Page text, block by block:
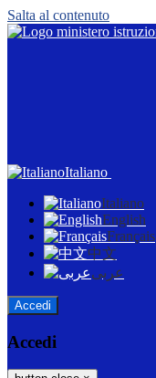
Salta al contenuto
Italiano
Italiano
English
Français
中文
عربى
Accedi
Accedi